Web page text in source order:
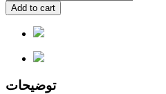
Add to cart
توضیحات